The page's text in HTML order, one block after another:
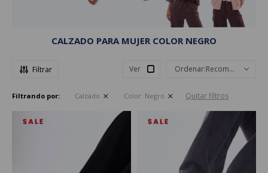
CALZADO PARA MUJER COLOR NEGRO
Ver Recomendados
Filtrando por: Calzado Color: Negro Quitar filtros